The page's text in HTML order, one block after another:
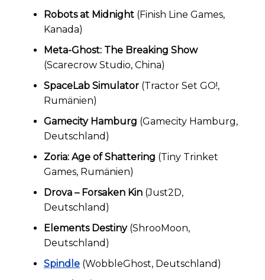
Robots at Midnight(Finish Line Games,
Kanada)
Meta-Ghost: The Breaking Show
(Scarecrow Studio, China)
SpaceLab Simulator(Tractor Set GO!,
Rumänien)
Gamecity Hamburg (Gamecity Hamburg,
Deutschland)
Zoria: Age of Shattering (Tiny Trinket
Games, Rumänien)
Drova – Forsaken Kin(Just2D,
Deutschland)
Elements Destiny(ShrooMoon,
Deutschland)
Spindle(WobbleGhost, Deutschland)